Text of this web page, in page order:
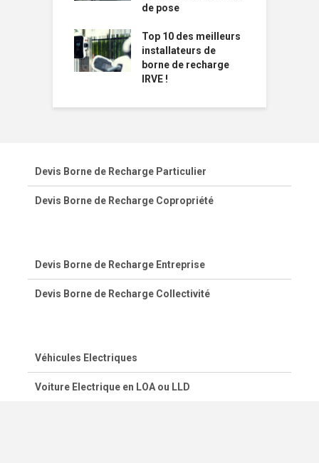
de pose
Top 10 des meilleurs
installateurs de
borne de recharge
IRVE !
Devis Borne de Recharge Particulier
Devis Borne de Recharge Copropriété
Devis Borne de Recharge Entreprise
Devis Borne de Recharge Collectivité
Véhicules Electriques
Voiture Electrique en LOA ou LLD